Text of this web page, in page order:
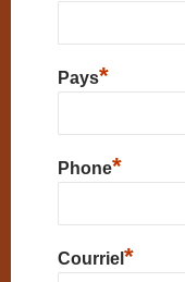
Pays*
Phone*
Courriel *